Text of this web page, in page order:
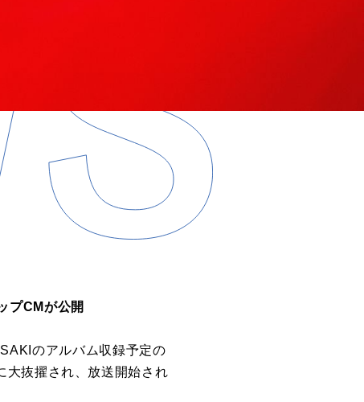
プCMが公開
のアルバム収録予定の
大抜擢され、放送開始され